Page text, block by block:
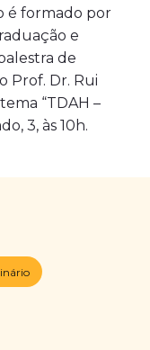
é formado por
e
de
Prof. Dr. Rui
“TDAH –
3, às 10h.